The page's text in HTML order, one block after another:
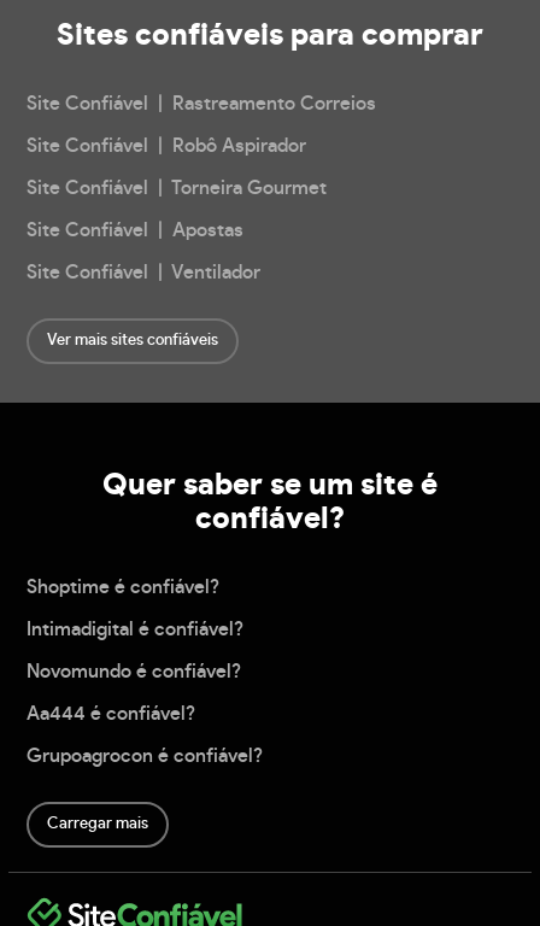
Sites confiáveis para comprar
Site Confiável | Rastreamento Correios
Site Confiável | Robô Aspirador
Site Confiável | Torneira Gourmet
Site Confiável | Apostas
Site Confiável | Ventilador
Ver mais sites confiáveis
Quer saber se um site é
confiável?
Shoptime é confiável?
Intimadigital é confiável?
Novomundo é confiável?
Aa444 é confiável?
Grupoagrocon é confiável?
Carregar mais